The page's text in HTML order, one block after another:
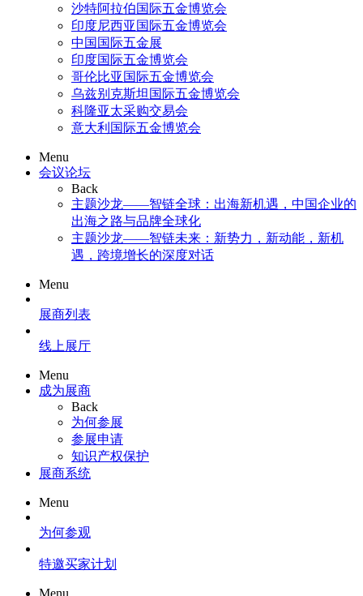
沙特阿拉伯国际五金博览会
印度尼西亚国际五金博览会
中国国际五金展
印度国际五金博览会
哥伦比亚国际五金博览会
乌兹别克斯坦国际五金博览会
科隆亚太采购交易会
意大利国际五金博览会
Menu
会议论坛
Back
主题沙龙——智链全球：出海新机遇，中国企业的
出海之路与品牌全球化
主题沙龙——智链未来：新势力，新动能，新机
遇，跨境增长的深度对话
Menu
展商列表
线上展厅
Menu
成为展商
Back
为何参展
参展申请
知识产权保护
展商系统
Menu
为何参观
特邀买家计划